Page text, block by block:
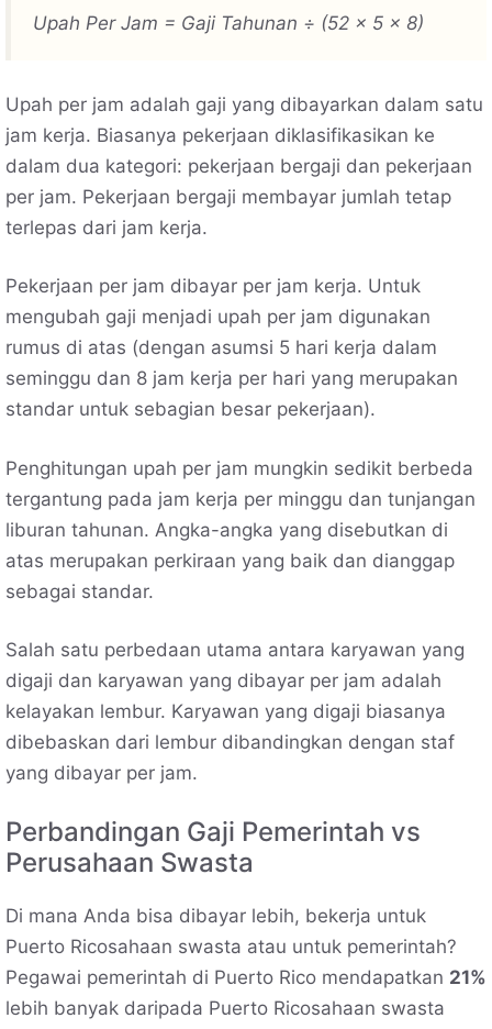
Upah Per Jam = Gaji Tahunan ÷ (52 x 5 x 8)
Upah per jam adalah gaji yang dibayarkan dalam satu
jam kerja. Biasanya pekerjaan diklasifikasikan ke
dalam dua kategori: pekerjaan bergaji dan pekerjaan
per jam. Pekerjaan bergaji membayar jumlah tetap
terlepas dari jam kerja.
Pekerjaan per jam dibayar per jam kerja. Untuk
mengubah gaji menjadi upah per jam digunakan
rumus di atas (dengan asumsi 5 hari kerja dalam
seminggu dan 8 jam kerja per hari yang merupakan
standar untuk sebagian besar pekerjaan).
Penghitungan upah per jam mungkin sedikit berbeda
tergantung pada jam kerja per minggu dan tunjangan
liburan tahunan. Angka-angka yang disebutkan di
atas merupakan perkiraan yang baik dan dianggap
sebagai standar.
Salah satu perbedaan utama antara karyawan yang
digaji dan karyawan yang dibayar per jam adalah
kelayakan lembur. Karyawan yang digaji biasanya
dibebaskan dari lembur dibandingkan dengan staf
yang dibayar per jam.
Perbandingan Gaji Pemerintah vs
Perusahaan Swasta
Di mana Anda bisa dibayar lebih, bekerja untuk
Puerto Ricosahaan swasta atau untuk pemerintah?
Pegawai pemerintah di Puerto Rico mendapatkan 21%
lebih banyak daripada Puerto Ricosahaan swasta